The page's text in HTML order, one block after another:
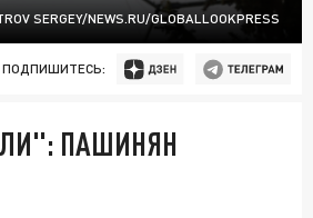
SERGEY/NEWS.RU/GLOBALLOOKPRESS
ПОДПИШИТЕСЬ:
ПАШИНЯН